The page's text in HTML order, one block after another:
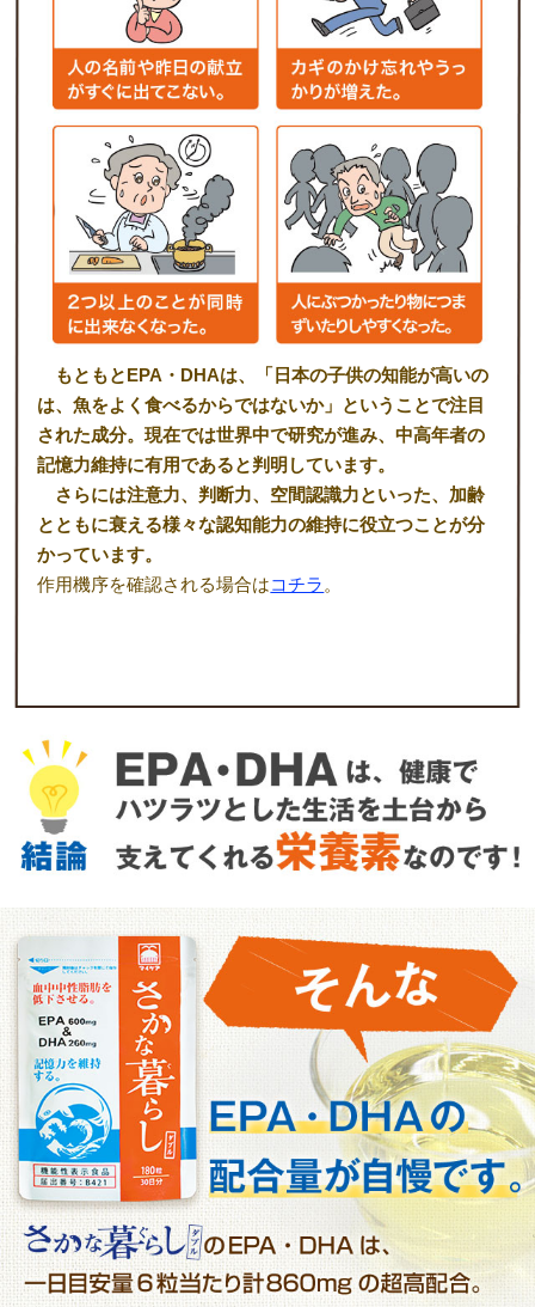
もともとEPA・DHAは、「日本の子供の知能が高いの
は、魚をよく食べるからではないか」ということで注目
された成分。現在では世界中で研究が進み、中高年者の
記憶力維持に有用であると判明しています。
さらには注意力、判断力、空間認識力といった、加齢
とともに衰える様々な認知能力の維持に役立つことが分
かっています。
作用機序を確認される場合はコチラ 。